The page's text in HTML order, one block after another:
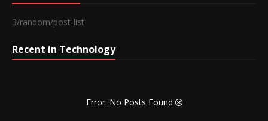
3/random/post-list
Recent in Technology
Error: No Posts Found